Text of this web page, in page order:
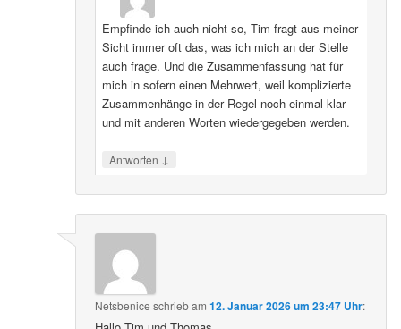
Empfinde ich auch nicht so, Tim fragt aus meiner
Sicht immer oft das, was ich mich an der Stelle
auch frage. Und die Zusammenfassung hat für
mich in sofern einen Mehrwert, weil komplizierte
Zusammenhänge in der Regel noch einmal klar
und mit anderen Worten wiedergegeben werden.
Antworten ↓
Netsbenice schriebam12. Januar 2026 um 23:47 Uhr: